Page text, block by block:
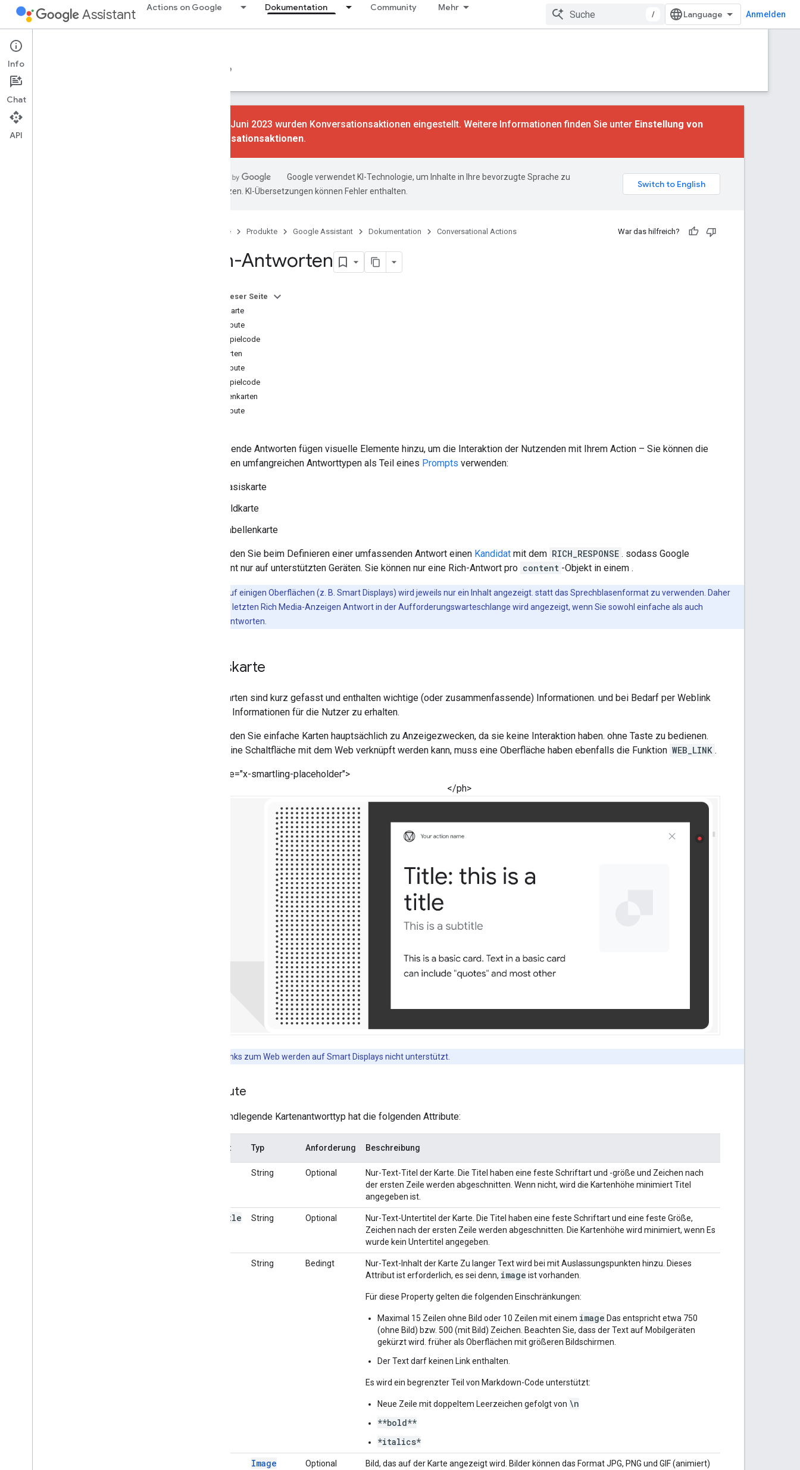
Assistant Actions on Google Dokumentation Community Mehr
/ Anmelden
Conversational Actions
Leitfäden Beispiele
Am 13. Juni 2023 wurden Konversationsaktionen eingestellt. Weitere Informationen finden Sie unter Einstellung von
Konversationsaktionen.
Google verwendet KI-Technologie, um Inhalte in Ihre bevorzugte Sprache zu
übersetzen. KI-Übersetzungen können Fehler enthalten.
Startseite Produkte Google Assistant Dokumentation Conversational Actions War das hilfreich?
Rich-Antworten
Auf dieser Seite
Basiskarte
Attribute
Beispielcode
Bildkarten
Attribute
Beispielcode
Tabellenkarten
Attribute
Umfassende Antworten fügen visuelle Elemente hinzu, um die Interaktion der Nutzenden mit Ihrem Action – Sie können die
folgenden umfangreichen Antworttypen als Teil eines Prompts verwenden:
Basiskarte
Bildkarte
Tabellenkarte
Verwenden Sie beim Definieren einer umfassenden Antwort einen Kandidat mit dem RICH_RESPONSE . sodass Google
Assistant nur auf unterstützten Geräten. Sie können nur eine Rich-Antwort pro content -Objekt in einem .
:Auf einigen Oberflächen (z. B. Smart Displays) wird jeweils nur ein Inhalt angezeigt. statt das Sprechblasenformat zu verwenden. Daher
werden nur die letzten Rich Media-Anzeigen Antwort in der Aufforderungswarteschlange wird angezeigt, wenn Sie sowohl einfache als auch
umfassende Antworten.
Basiskarte
Basiskarten sind kurz gefasst und enthalten wichtige (oder zusammenfassende) Informationen. und bei Bedarf per Weblink
weitere Informationen für die Nutzer zu erhalten.
Verwenden Sie einfache Karten hauptsächlich zu Anzeigezwecken, da sie keine Interaktion haben. ohne Taste zu bedienen.
Damit eine Schaltfläche mit dem Web verknüpft werden kann, muss eine Oberfläche haben ebenfalls die Funktion WEB_LINK .
<ph type="x-smartling-placeholder">
</ph>
:Links zum Web werden auf Smart Displays nicht unterstützt.
Attribute
Der grundlegende Kartenantworttyp hat die folgenden Attribute:
Attribut Typ Anforderung Beschreibung
String Optional
Nur-Text-Titel der Karte. Die Titel haben eine feste Schriftart und -größe und Zeichen nach
der ersten Zeile werden abgeschnitten. Wenn nicht, wird die Kartenhöhe minimiert Titel
angegeben ist.
subtitle String Optional
Nur-Text-Untertitel der Karte. Die Titel haben eine feste Schriftart und eine feste Größe,
Zeichen nach der ersten Zeile werden abgeschnitten. Die Kartenhöhe wird minimiert, wenn Es
wurde kein Untertitel angegeben.
String Bedingt
Nur-Text-Inhalt der Karte Zu langer Text wird bei mit Auslassungspunkten hinzu. Dieses
Attribut ist erforderlich, es sei denn, image ist vorhanden.
Für diese Property gelten die folgenden Einschränkungen:
Maximal 15 Zeilen ohne Bild oder 10 Zeilen mit einem image Das entspricht etwa 750
(ohne Bild) bzw. 500 (mit Bild) Zeichen. Beachten Sie, dass der Text auf Mobilgeräten
gekürzt wird. früher als Oberflächen mit größeren Bildschirmen.
Der Text darf keinen Link enthalten.
Es wird ein begrenzter Teil von Markdown-Code unterstützt:
Neue Zeile mit doppeltem Leerzeichen gefolgt von \n
**bold**
*italics*
Image Optional
Bild, das auf der Karte angezeigt wird. Bilder können das Format JPG, PNG und GIF (animiert)
Info
Chat
API